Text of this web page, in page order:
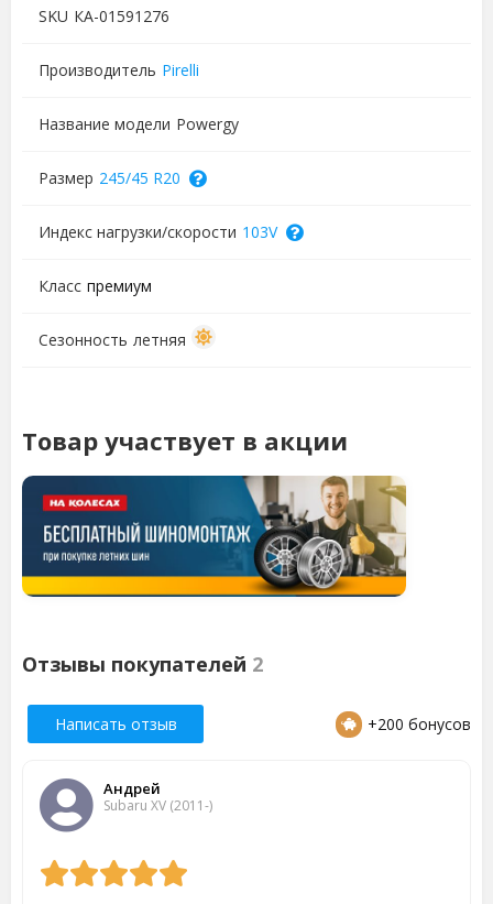
SKU КА-01591276
Производитель Pirelli
Название модели Powergy
Размер 245/45 R20
Индекс нагрузки/скорости 103V
Класс премиум
Сезонность летняя
Товар участвует в акции
Отзывы покупателей 2
Андрей
Subaru XV (2011-)
Написать отзыв +200 бонусов